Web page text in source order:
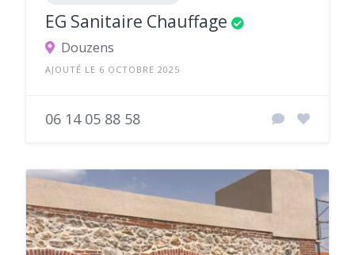
EG Sanitaire Chauffage
Douzens
AJOUTÉ LE 6 OCTOBRE 2025
06 14 05 88 58